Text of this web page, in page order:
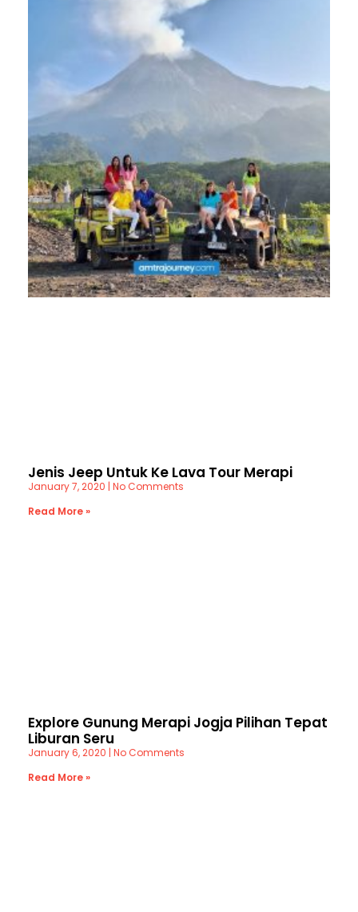
Jenis Jeep Untuk Ke Lava Tour Merapi
January 7, 2020 No Comments
Read More »
Explore Gunung Merapi Jogja Pilihan Tepat
Liburan Seru
January 6, 2020 No Comments
Read More »